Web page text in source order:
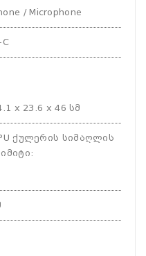
/ Microphone
x 23.6 x 46 სმ
ქულერის სიმაღლის
: